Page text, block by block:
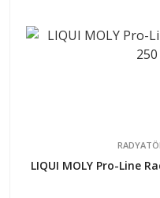
LIQUI MOLY Pro-Line